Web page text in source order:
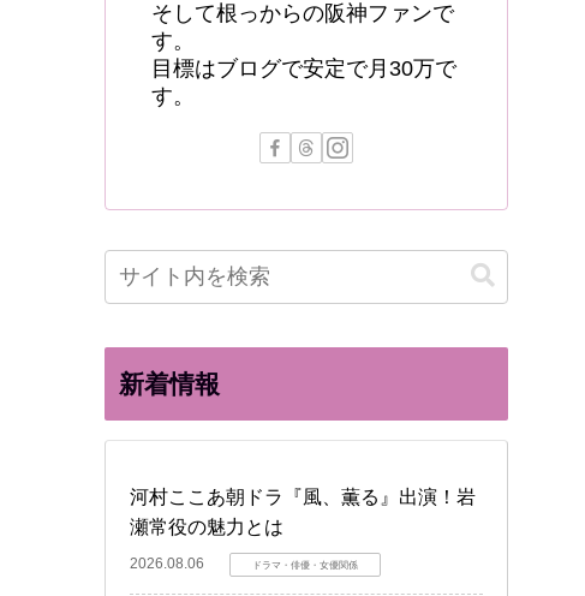
そして根っからの阪神ファンで
す。
目標はブログで安定で月30万で
す。
新着情報
河村ここあ朝ドラ『風、薫る』出演！岩
瀬常役の魅力とは
2026.08.06 ドラマ・俳優・女優関係